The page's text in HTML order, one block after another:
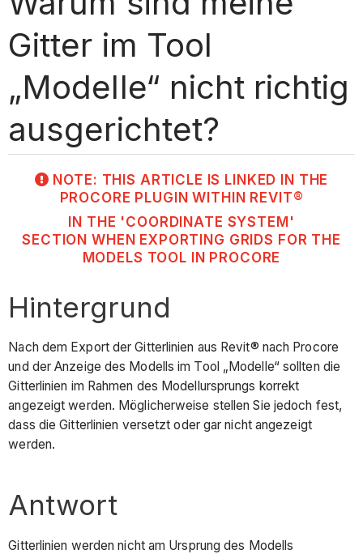
Gitter im Tool
„Modelle“ nicht richtig
ausgerichtet?
NOTE: THIS ARTICLE IS LINKED IN THE
PROCORE PLUGIN WITHIN REVIT®
IN THE 'COORDINATE SYSTEM'
SECTION WHEN EXPORTING GRIDS FOR THE
MODELS TOOL IN PROCORE
Hintergrund
Nach dem Export der Gitterlinien aus Revit® nach Procore
und der Anzeige des Modells im Tool „Modelle“ sollten die
Gitterlinien im Rahmen des Modellursprungs korrekt
angezeigt werden. Möglicherweise stellen Sie jedoch fest,
dass die Gitterlinien versetzt oder gar nicht angezeigt
werden.
Antwort
Gitterlinien werden nicht am Ursprung des Modells